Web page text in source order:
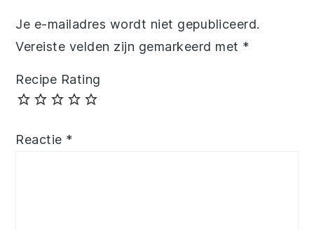
Je e-mailadres wordt niet gepubliceerd.
Vereiste velden zijn gemarkeerd met *
Recipe Rating
Reactie *